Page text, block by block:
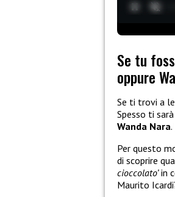
Se tu
oppure
Se ti trovi a
Spesso ti
Wanda Nara
Per questo
di scoprire
cioccolato’in
Maurito